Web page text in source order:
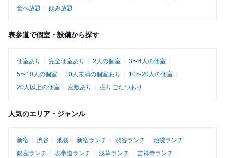
食べ放題
飲み放題
表参道で個室・設備から探す
個室あり 完全個室あり 2人の個室
3〜4人の個室
5〜10人の個室
10人未満の個室あり
10〜20人の個室
20人以上の個室
座敷あり 掘りごたつあり
人気のエリア・ジャンル
新宿 渋谷 池袋 新宿ランチ 渋谷ランチ
池袋ランチ
銀座ランチ
表参道ランチ 浅草ランチ
吉祥寺ランチ